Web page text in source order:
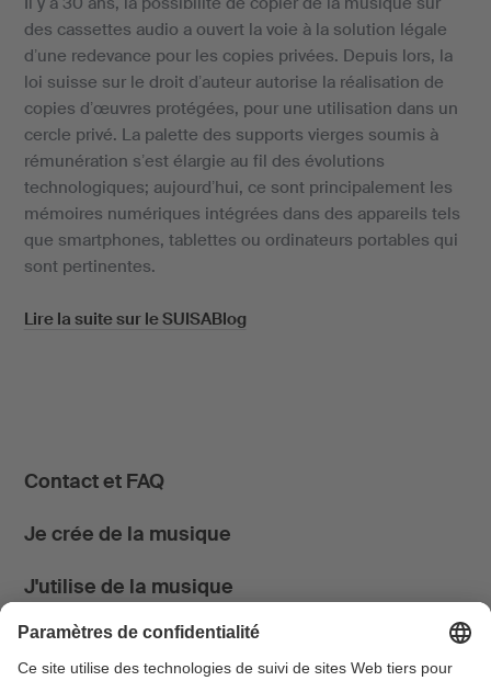
des cassettes audio a ouvert la voie à la solution légale
dʼune redevance pour les copies privées. Depuis lors, la
loi suisse sur le droit dʼauteur autorise la réalisation de
copies dʼœuvres protégées, pour une utilisation dans un
cercle privé. La palette des supports vierges soumis à
rémunération sʼest élargie au fil des évolutions
technologiques; aujourdʼhui, ce sont principalement les
mémoires numériques intégrées dans des appareils tels
que smartphones, tablettes ou ordinateurs portables qui
sont pertinentes.
Lire la suite sur le SUISABlog
Contact et FAQ
Je crée de la musique
J'utilise de la musique
News & Agenda